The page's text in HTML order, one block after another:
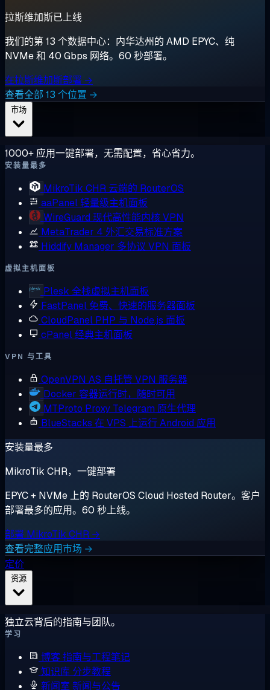
拉斯维加斯已上线
我们的第 13 个数据中心：内华达州的 AMD EPYC、纯
NVMe 和 40 Gbps 网络。60 秒部署。
在拉斯维加斯部署 →
查看全部 13 个位置 →
1000+ 应用一键部署，无需配置，省心省力。
安装量最多
MikroTik CHR 云端的 RouterOS
aaPanel轻量级主机面板
WireGuard 现代高性能内核 VPN
MetaTrader 4 外汇交易标准方案
Hiddify Manager 多协议 VPN 面板
虚拟主机面板
Plesk 全栈虚拟主机面板
FastPanel 免费、快速的服务器面板
CloudPanel PHP 与 Node.js 面板
cPanel经典主机面板
VPN 与工具
OpenVPN AS 自托管 VPN 服务器
Docker 容器运行时，随时可用
MTProto Proxy Telegram 原生代理
BlueStacks 在 VPS 上运行 Android 应用
安装量最多
MikroTik CHR，一键部署
EPYC + NVMe 上的 RouterOS Cloud Hosted Router。客户
部署最多的应用。60 秒上线。
部署 MikroTik CHR →
查看完整应用市场 →
定价
独立云背后的指南与团队。
学习
博客指南与工程笔记
知识库 分步教程
新闻室 新闻与公告